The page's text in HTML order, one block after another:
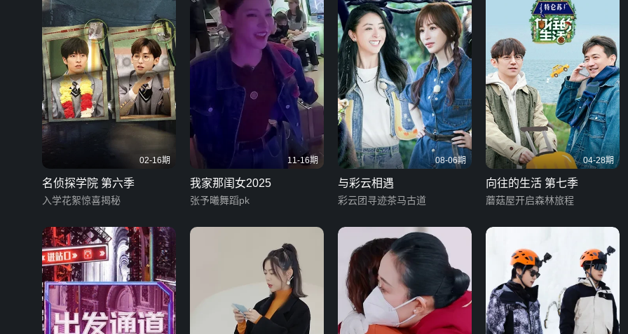
02-16期
名侦探学院 第六季
入学花絮惊喜揭秘
11-16期
我家那闺女2025
张予曦舞蹈pk
08-06期
与彩云相遇
彩云团寻迹茶马古道
04-28期
向往的生活 第七季
蘑菇屋开启森林旅程